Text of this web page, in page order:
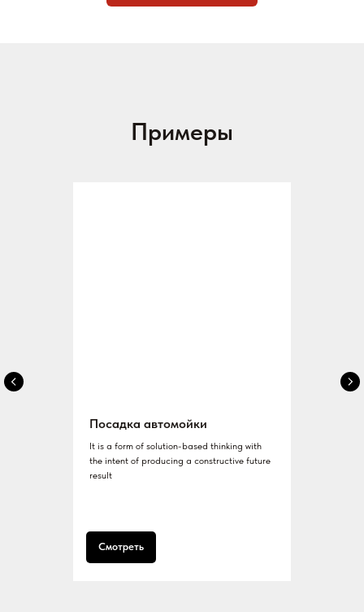
Примеры
Посадка автомойки
It is a form of solution-based thinking with
the intent of producing a constructive future
result
Смотреть